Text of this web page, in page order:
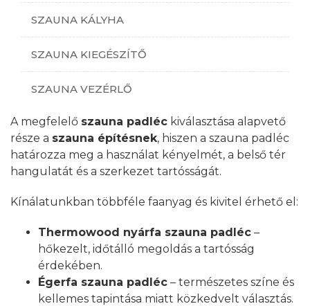
SZAUNA KÁLYHA
SZAUNA KIEGÉSZÍTŐ
SZAUNA VEZÉRLŐ
A megfelelő szauna padléc kiválasztása alapvető
része a szauna építésnek, hiszen a szauna padléc
határozza meg a használat kényelmét, a belső tér
hangulatát és a szerkezet tartósságát.
Kínálatunkban többféle faanyag és kivitel érhető el:
Thermowood nyárfa szauna padléc –
hőkezelt, időtálló megoldás a tartósság
érdekében.
Égerfa szauna padléc – természetes színe és
kellemes tapintása miatt közkedvelt választás.